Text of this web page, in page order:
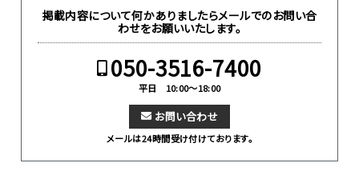
掲載内容について何かありましたらメールでのお問い合
わせをお願いいたします。
050-3516-7400
平日 10:00～18:00
お問い合わせ
メールは24時間受け付けております。